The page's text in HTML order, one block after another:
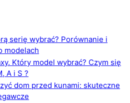
serię wybrać? Porównanie i
modelach
Który model wybrać? Czym się
A i S ?
dom przed kunami: skuteczne